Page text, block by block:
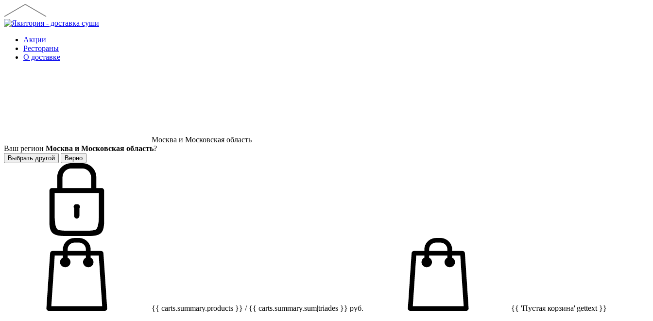
Акции
Рестораны
О доставке
Москва и Московская область
Ваш регион Москва и Московская область?
Выбрать другой Верно
{{ carts.summary.products }} / {{ carts.summary.sum|triades }} руб. {{ 'Пустая корзина'|gettext }}